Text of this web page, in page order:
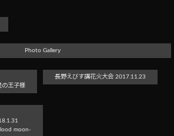
Photo Gallery
王子様
長野えびす講花火大会 2017.11.23
moon-